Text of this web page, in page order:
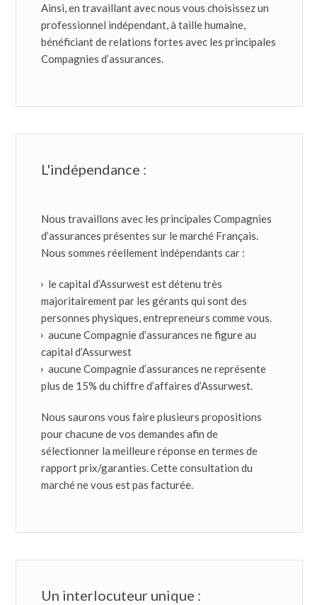
Ainsi, en travaillant avec nous vous choisissez un
professionnel indépendant, à taille humaine,
bénéficiant de relations fortes avec les principales
Compagnies d’assurances.
L'indépendance :
Nous travaillons avec les principales Compagnies
d’assurances présentes sur le marché Français.
Nous sommes réellement indépendants car :
le capital d’Assurwest est détenu très
majoritairement par les gérants qui sont des
personnes physiques, entrepreneurs comme vous.
aucune Compagnie d’assurances ne figure au
capital d’Assurwest
aucune Compagnie d’assurances ne représente
plus de 15% du chiffre d’affaires d’Assurwest.
Nous saurons vous faire plusieurs propositions
pour chacune de vos demandes afin de
sélectionner la meilleure réponse en termes de
rapport prix/garanties. Cette consultation du
marché ne vous est pas facturée.
Un interlocuteur unique :